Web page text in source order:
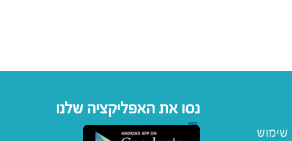
שימוש
נסו את האפליקציה שלנו